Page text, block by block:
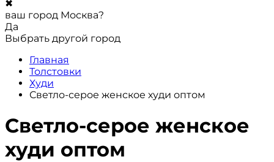
✖
ваш город Москва?
Да
Выбрать другой город
Главная
Толстовки
Худи
Светло-серое женское худи оптом
Светло-серое женское
худи оптом